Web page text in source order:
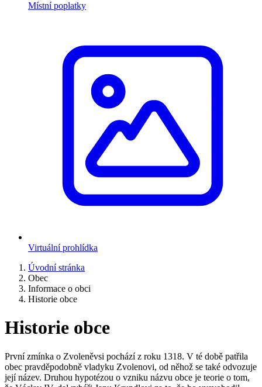
Místní poplatky
Virtuální prohlídka
Úvodní stránka
Obec
Informace o obci
Historie obce
Historie obce
První zmínka o Zvoleněvsi pochází z roku 1318. V té době patřila
obec pravděpodobně vladyku Zvolenovi, od něhož se také odvozuje
její název. Druhou hypotézou o vzniku názvu obce je teorie o tom,